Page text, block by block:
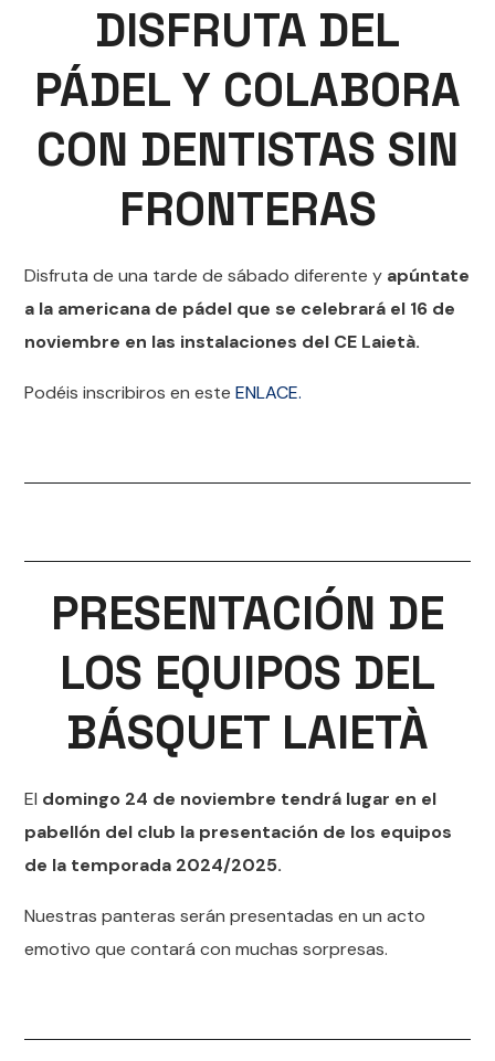
DISFRUTA DEL
PÁDEL Y COLABORA
CON DENTISTAS SIN
FRONTERAS
Disfruta de una tarde de sábado diferente y apúntate
a la americana de pádel que se celebrará el 16 de
noviembre en las instalaciones del CE Laietà.
Podéis inscribiros en esteENLACE.
PRESENTACIÓN DE
LOS EQUIPOS DEL
BÁSQUET LAIETÀ
El domingo 24 de noviembre tendrá lugar en el
pabellón del club la presentación de los equipos
de la temporada 2024/2025.
Nuestras panteras serán presentadas en un acto
emotivo que contará con muchas sorpresas.